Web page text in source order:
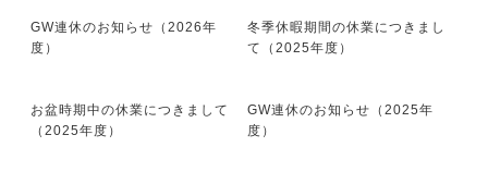
GW連休のお知らせ（2026年
度）
冬季休暇期間の休業につきまし
て（2025年度）
お盆時期中の休業につきまして
（2025年度）
GW連休のお知らせ（2025年
度）